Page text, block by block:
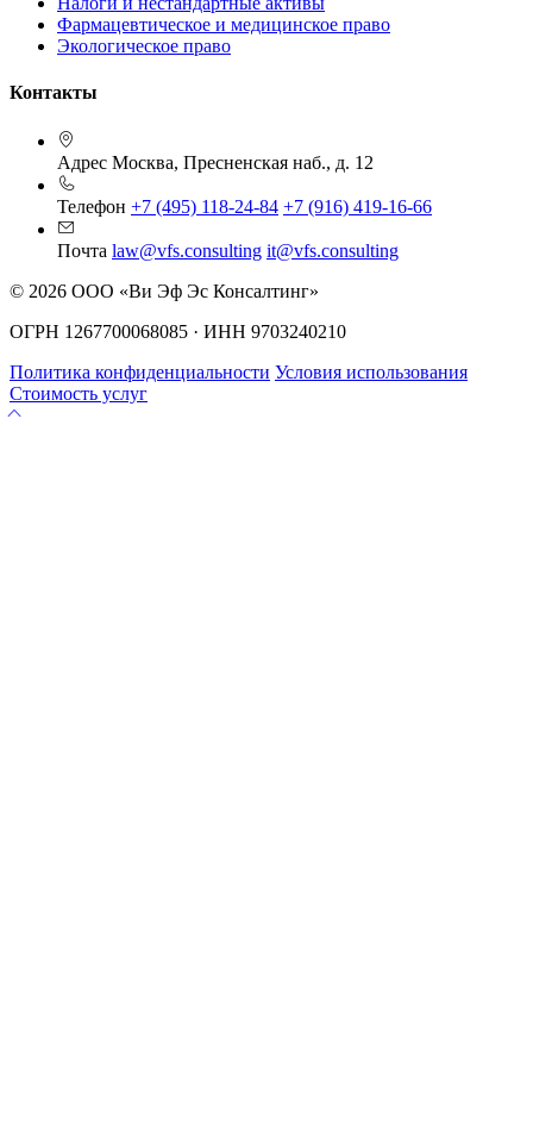
Фармацевтическое и медицинское право
Экологическое право
Контакты
Адрес Москва, Пресненская наб., д. 12
Телефон +7 (495) 118-24-84 +7 (916) 419-16-66
Почта law@vfs.consulting it@vfs.consulting
© 2026 ООО «Ви Эф Эс Консалтинг»
ОГРН 1267700068085 · ИНН 9703240210
Политика конфиденциальности Условия использования
Стоимость услуг